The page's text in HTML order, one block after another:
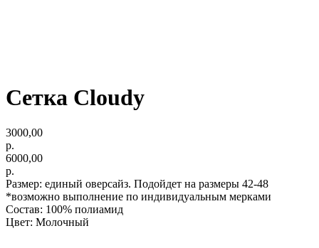
Сетка Cloudy
3000,00
р.
6000,00
р.
Размер: единый оверсайз. Подойдет на размеры 42-48
*возможно выполнение по индивидуальным мерками
Состав: 100% полиамид
Цвет: Молочный